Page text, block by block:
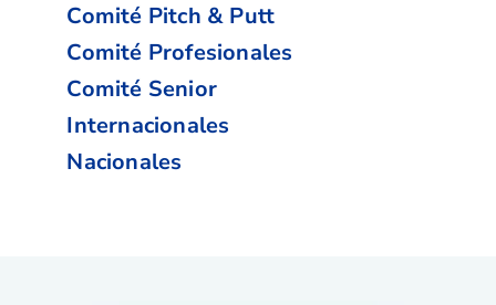
Comité Pitch & Putt
Comité Profesionales
Comité Senior
Internacionales
Nacionales